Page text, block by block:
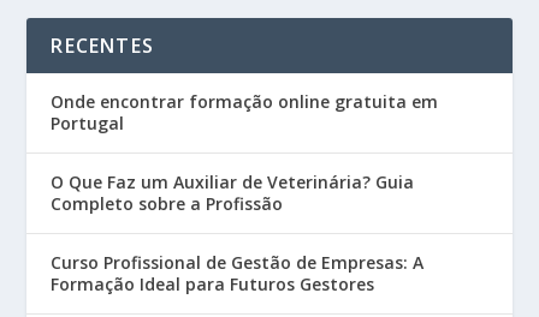
RECENTES
Onde encontrar formação online gratuita em
Portugal
O Que Faz um Auxiliar de Veterinária? Guia
Completo sobre a Profissão
Curso Profissional de Gestão de Empresas: A
Formação Ideal para Futuros Gestores